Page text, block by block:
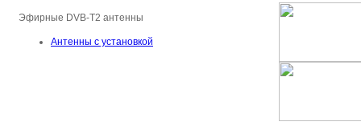
Эфирные DVB-T2 антенны
Антенны с установкой